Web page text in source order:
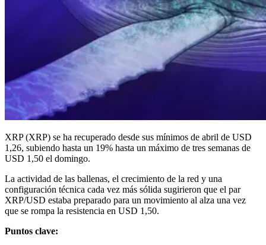
XRP (XRP) se ha recuperado desde sus mínimos de abril de USD
1,26, subiendo hasta un 19% hasta un máximo de tres semanas de
USD 1,50 el domingo.
La actividad de las ballenas, el crecimiento de la red y una
configuración técnica cada vez más sólida sugirieron que el par
XRP/USD estaba preparado para un movimiento al alza una vez
que se rompa la resistencia en USD 1,50.
Puntos clave: